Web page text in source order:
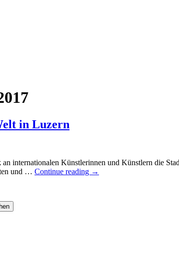
in Luzern
internationalen Künstlerinnen und Künstlern die
und … Continue reading →